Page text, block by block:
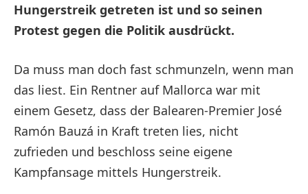
Hungerstreik getreten ist und so seinen
Protest gegen die Politik ausdrückt.
Da muss man doch fast schmunzeln, wenn man
das liest. Ein Rentner auf Mallorca war mit
einem Gesetz, dass der Balearen-Premier José
Ramón Bauzá in Kraft treten lies, nicht
zufrieden und beschloss seine eigene
Kampfansage mittels Hungerstreik.